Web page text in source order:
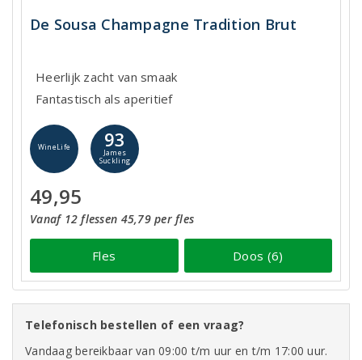
De Sousa Champagne Tradition Brut
Heerlijk zacht van smaak
Fantastisch als aperitief
WineLife 93
James
Suckling
49,95
Vanaf 12 flessen 45,79 per fles
Fles Doos (6)
Telefonisch bestellen of een vraag?
Vandaag bereikbaar van 09:00 t/m uur en t/m 17:00 uur.